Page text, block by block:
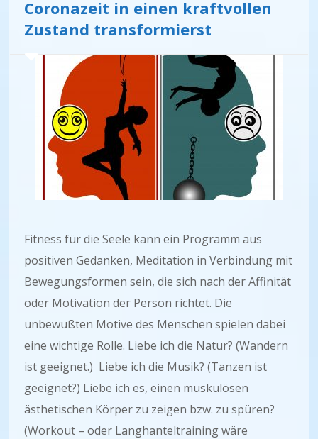
Coronazeit in einen kraftvollen
Zustand transformierst
Fitness für die Seele kann ein Programm aus
positiven Gedanken, Meditation in Verbindung mit
Bewegungsformen sein, die sich nach der Affinität
oder Motivation der Person richtet. Die
unbewußten Motive des Menschen spielen dabei
eine wichtige Rolle. Liebe ich die Natur? (Wandern
ist geeignet.) Liebe ich die Musik? (Tanzen ist
geeignet?) Liebe ich es, einen muskulösen
ästhetischen Körper zu zeigen bzw. zu spüren?
(Workout – oder Langhanteltraining wäre